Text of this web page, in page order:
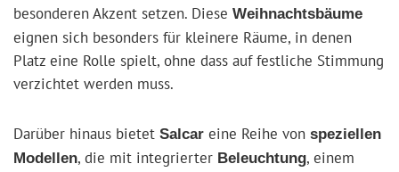
besonderen Akzent setzen. Diese Weihnachtsbäume
eignen sich besonders für kleinere Räume, in denen
Platz eine Rolle spielt, ohne dass auf festliche Stimmung
verzichtet werden muss.
Darüber hinaus bietet Salcar eine Reihe von speziellen
Modellen, die mit integrierter Beleuchtung, einem